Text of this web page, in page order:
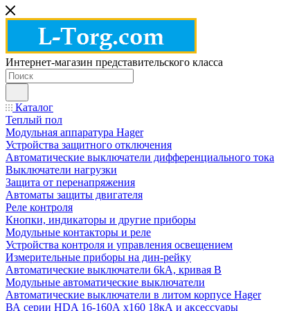
Интернет-магазин представительского класса
Каталог
Теплый пол
Модульная аппаратура Hager
Устройства защитного отключения
Автоматические выключатели дифференциального тока
Выключатели нагрузки
Защита от перенапряжения
Автоматы защиты двигателя
Реле контроля
Кнопки, индикаторы и другие приборы
Модульные контакторы и реле
Устройства контроля и управления освещением
Измерительные приборы на дин-рейку
Автоматические выключатели 6kA, кривая В
Модульные автоматические выключатели
Автоматические выключатели в литом корпусе Hager
ВА серии HDA 16-160А x160 18кА и аксессуары